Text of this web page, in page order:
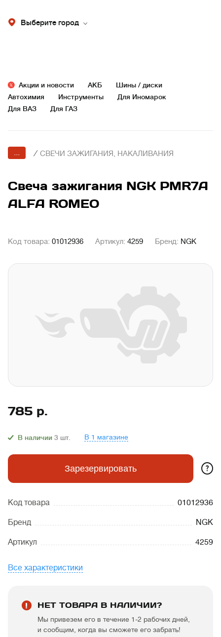
Выберите город
Акции и новости АКБ
Шины / диски
Автохимия
Инструменты
Для Иномарок
Для ВАЗ
Для ГАЗ
... / СВЕЧИ ЗАЖИГАНИЯ, НАКАЛИВАНИЯ
Свеча зажигания NGK PMR7A
ALFA ROMEO
Код товара: 01012936 Артикул: 4259 Бренд: NGK
785 р.
В наличии 3 шт. В 1 магазине
Зарезервировать ?
Код товара 01012936
Бренд NGK
Артикул 4259
Все характеристики
НЕТ ТОВАРА В НАЛИЧИИ?
Мы привезем его в течение 1-2 рабочих дней,
и сообщим, когда вы сможете его забрать!